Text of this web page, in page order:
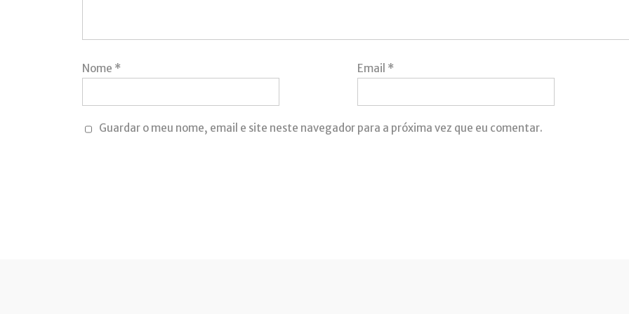
Nome * Email *
Guardar o meu nome, email e site neste navegador para a próxima vez que eu comentar.